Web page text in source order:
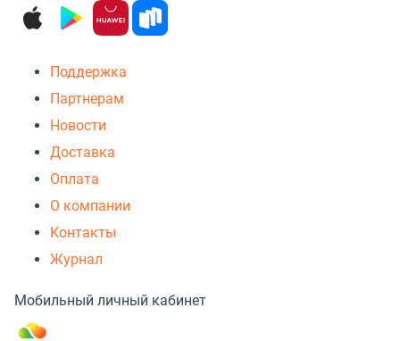
Поддержка
Партнерам
Новости
Доставка
Оплата
О компании
Контакты
Журнал
Мобильный личный кабинет